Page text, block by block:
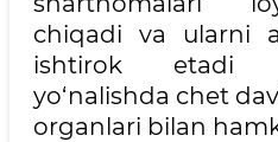
chiqadi va ularni
ishtirok etadi
yo‘nalishda chet
organlari bilan